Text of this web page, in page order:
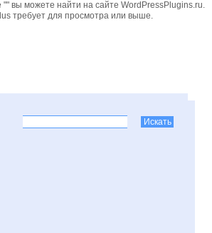
вы можете найти на сайте WordPressPlugins.ru.
требует для просмотра или выше.